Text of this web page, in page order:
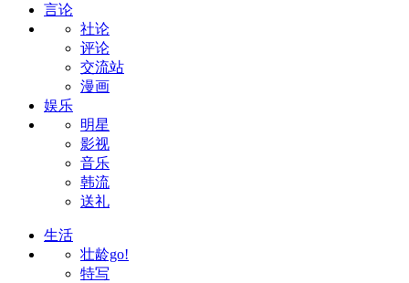
言论
社论
评论
交流站
漫画
娱乐
明星
影视
音乐
韩流
送礼
生活
壮龄go!
特写